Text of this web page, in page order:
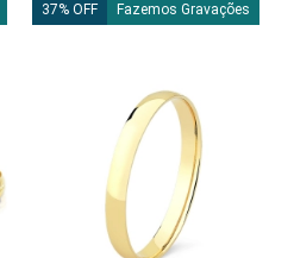
37% OFF Fazemos Gravações